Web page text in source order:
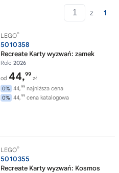
z 1
LEGO®
5010358
Recreate Karty wyzwań: zamek
Rok: 2026
od 44,99
zł
0% 44,99 najniższa cena
0% 44,99 cena katalogowa
LEGO®
5010355
Recreate Karty wyzwań: Kosmos